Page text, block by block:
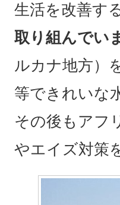
生活を改善す
取り組んでい
ルカナ地方）
等できれいな
その後もアフ
やエイズ対策